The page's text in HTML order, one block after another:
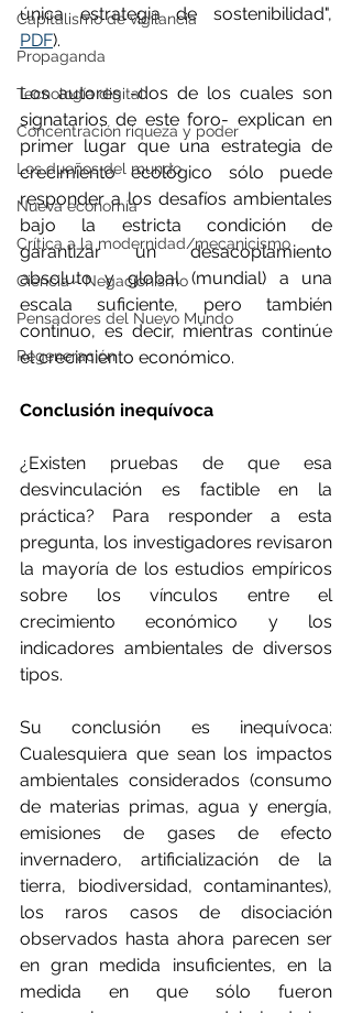
Capitalismo de vigilancia
Propaganda
Tecnología digital
Concentración riqueza y poder
Los dueños del mundo
Nueva economía
Crítica a la modernidad/mecanicismo
Ciencia - Negacionismo
Pensadores del Nuevo Mundo
Regeneración
PDF).
Los autores -dos de los cuales son
signatarios de este foro- explican en
primer lugar que una estrategia de
crecimiento ecológico sólo puede
responder a los desafíos ambientales
bajo la estricta condición de
garantizar un desacoplamiento
absoluto y global (mundial) a una
escala suficiente, pero también
continuo, es decir, mientras continúe
el crecimiento económico.
Conclusión inequívoca
¿Existen pruebas de que esa
desvinculación es factible en la
práctica? Para responder a esta
pregunta, los investigadores revisaron
la mayoría de los estudios empíricos
sobre los vínculos entre el
crecimiento económico y los
indicadores ambientales de diversos
tipos.
Su conclusión es inequívoca:
Cualesquiera que sean los impactos
ambientales considerados (consumo
de materias primas, agua y energía,
emisiones de gases de efecto
invernadero, artificialización de la
tierra, biodiversidad, contaminantes),
los raros casos de disociación
observados hasta ahora parecen ser
en gran medida insuficientes, en la
medida en que sólo fueron